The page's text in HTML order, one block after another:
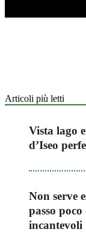
Articoli più letti
Vista lago
d’Iseo
Non serve
passo
incantevoli